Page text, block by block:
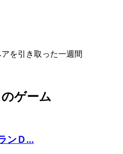
を引き取った一週間
ゲーム
ンＤ...